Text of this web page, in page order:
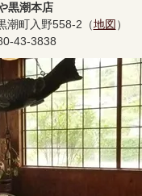
黒潮本店
潮町入野558-2（地図 ）
43-3838